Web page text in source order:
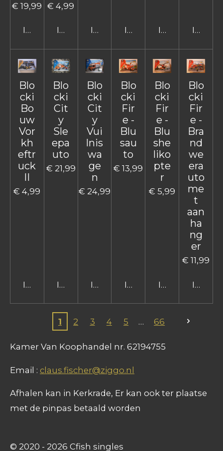
€ 19,99
In winkelwagen
€ 4,99
In winkelwagenIn winkelwagenIn winkelwagen
In In
Blo
cki
Bo
uw
Vor
kh
eftr
uck
€ 4,99
In winkelwagen
Blo
cki
Cit
y
Sle
epa
uto
€ 21,99
In winkelwagen
Blo
cki
Cit
y
Vui
lnis
wa
ge
n
€ 24,99
In winkelwagen
Blo
cki
Fir
e -
Blu
sau
to
€ 13,99
In winkelwagen
Blo
cki
Fir
e -
Blu
she
liko
pte
r
€ 5,99
In
Blo
cki
Fir
e -
Bra
nd
we
era
uto
me
t
aan
ha
ng
er
€ 11,99
In
1 2 3 4 5 66
Kamer Van Koophandel nr. 62194755
Email : claus.fischer@ziggo.nl
Afhalen kan in Kerkrade, Er kan ook ter plaatse
met de pinpas betaald worden
© 2020 - 2026 Cfish singles